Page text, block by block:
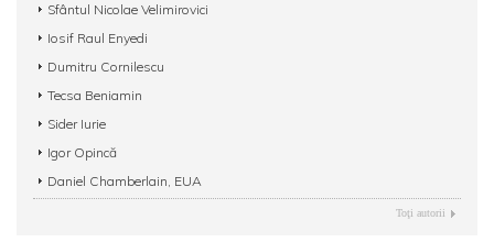
Sfântul Nicolae Velimirovici
Iosif Raul Enyedi
Dumitru Cornilescu
Tecsa Beniamin
Sider Iurie
Igor Opincă
Daniel Chamberlain, EUA
Toţi autorii